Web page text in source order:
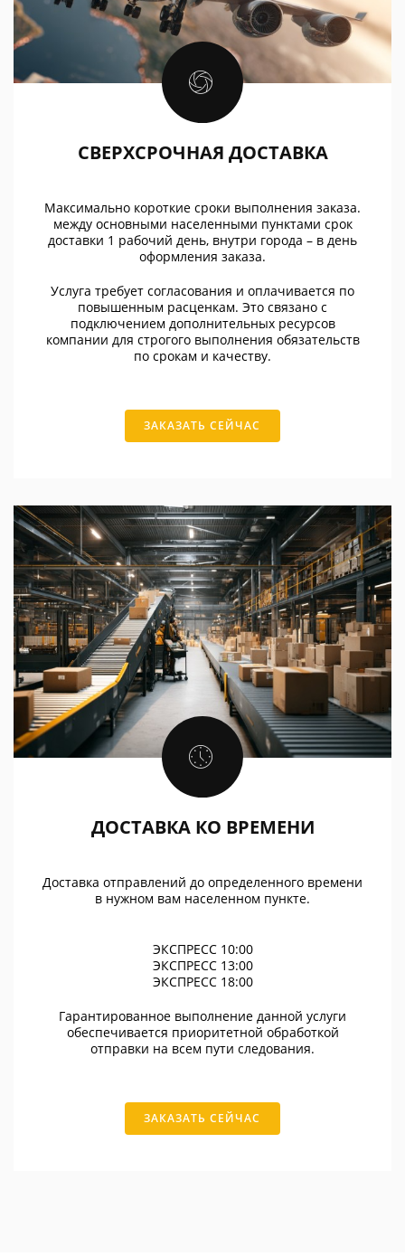
СВЕРХСРОЧНАЯ ДОСТАВКА
Максимально короткие сроки выполнения заказа.
между основными населенными пунктами срок
доставки 1 рабочий день, внутри города – в день
оформления заказа.
Услуга требует согласования и оплачивается по
повышенным расценкам. Это связано с
подключением дополнительных ресурсов
компании для строгого выполнения обязательств
по срокам и качеству.
ЗАКАЗАТЬ СЕЙЧАС
ДОСТАВКА КО ВРЕМЕНИ
Доставка отправлений до определенного времени
в нужном вам населенном пункте.
ЭКСПРЕСС 10:00
ЭКСПРЕСС 13:00
ЭКСПРЕСС 18:00
Гарантированное выполнение данной услуги
обеспечивается приоритетной обработкой
отправки на всем пути следования.
ЗАКАЗАТЬ СЕЙЧАС